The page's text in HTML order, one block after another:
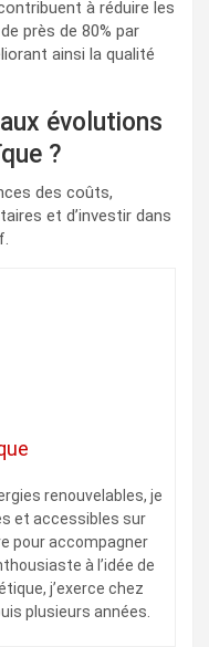
à réduire les
près de 80% par
ainsi la qualité
évolutions
?
des coûts,
et d’investir dans
renouvelables, je
et accessibles sur
pour accompagner
à l’idée de
j’exerce chez
plusieurs années.